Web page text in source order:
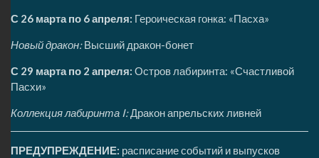
С 26 марта по 6 апреля: Героическая гонка: «Пасха»
Новый дракон:Высший дракон-бонет
С 29 марта по 2 апреля: Остров лабиринта: «Счастливой
Пасхи»
Коллекция лабиринта I:Дракон апрельских ливней
ПРЕДУПРЕЖДЕНИЕ: расписание событий и выпусков